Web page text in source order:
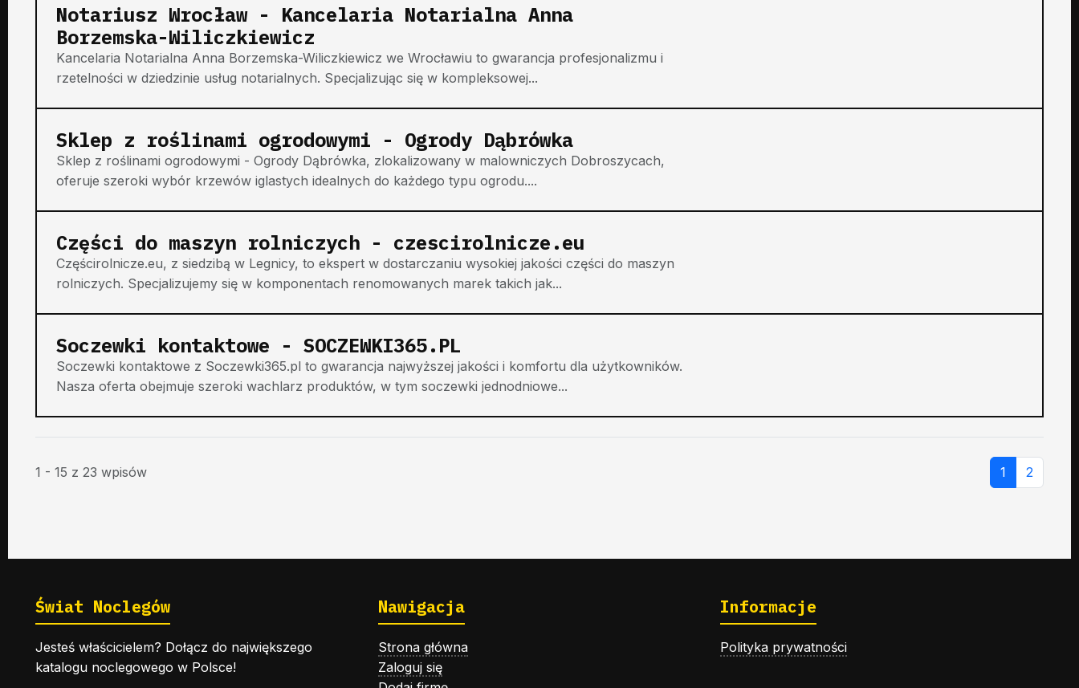
Notariusz Wrocław - Kancelaria Notarialna Anna
Borzemska-Wiliczkiewicz
Kancelaria Notarialna Anna Borzemska-Wiliczkiewicz we Wrocławiu to gwarancja profesjonalizmu i
rzetelności w dziedzinie usług notarialnych. Specjalizując się w kompleksowej...
Sklep z roślinami ogrodowymi - Ogrody Dąbrówka
Sklep z roślinami ogrodowymi - Ogrody Dąbrówka, zlokalizowany w malowniczych Dobroszycach,
oferuje szeroki wybór krzewów iglastych idealnych do każdego typu ogrodu....
Części do maszyn rolniczych - czescirolnicze.eu
Częścirolnicze.eu, z siedzibą w Legnicy, to ekspert w dostarczaniu wysokiej jakości części do maszyn
rolniczych. Specjalizujemy się w komponentach renomowanych marek takich jak...
Soczewki kontaktowe - SOCZEWKI365.PL
Soczewki kontaktowe z Soczewki365.pl to gwarancja najwyższej jakości i komfortu dla użytkowników.
Nasza oferta obejmuje szeroki wachlarz produktów, w tym soczewki jednodniowe...
1 - 15 z 23 wpisów 1 2
Świat Noclegów
Jesteś właścicielem? Dołącz do największego
katalogu noclegowego w Polsce!
Nawigacja
Strona główna
Zaloguj się
Informacje
Polityka prywatności